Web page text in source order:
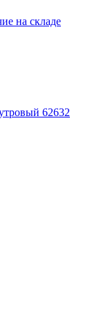
на складе
62632